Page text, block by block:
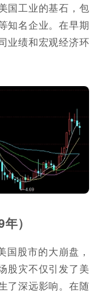
国工业的基石，包
知名企业。在早期
业绩和宏观经济环
）
国股市的大崩盘，
股灾不仅引发了美
了深远影响。在随